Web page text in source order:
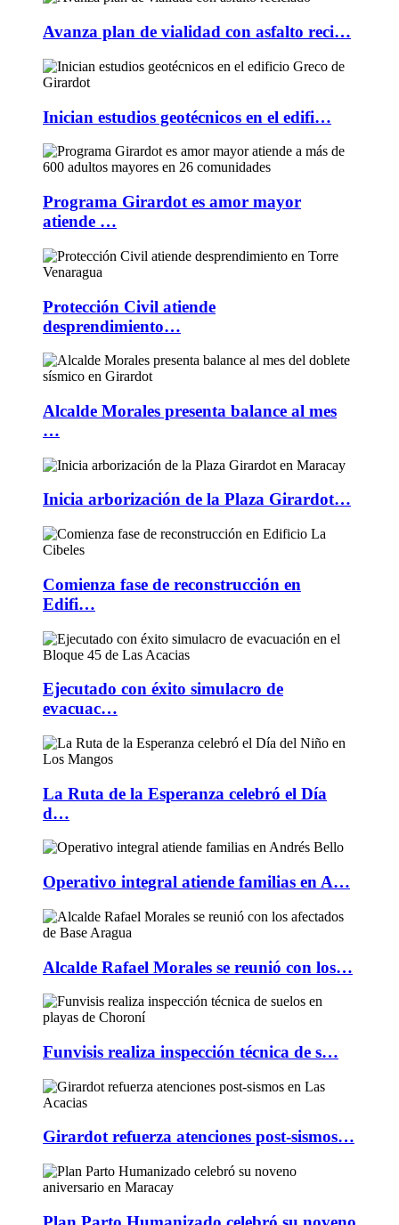
Avanza plan de vialidad con asfalto reci…
Inician estudios geotécnicos en el edifi…
Programa Girardot es amor mayor
atiende …
Protección Civil atiende
desprendimiento…
Alcalde Morales presenta balance al mes
…
Inicia arborización de la Plaza Girardot…
Comienza fase de reconstrucción en
Edifi…
Ejecutado con éxito simulacro de
evacuac…
La Ruta de la Esperanza celebró el Día
d…
Operativo integral atiende familias en A…
Alcalde Rafael Morales se reunió con los…
Funvisis realiza inspección técnica de s…
Girardot refuerza atenciones post-sismos…